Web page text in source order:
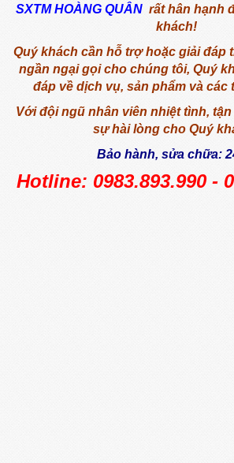
SXTM HOÀNG QUÂN rất hân hạnh
khách!
Quý khách cần hỗ trợ hoặc giải đáp
ngần ngại gọi cho chúng tôi, Quý
đáp về dịch vụ, sản phẩm và các
Với đội ngũ nhân viên nhiệt tình, tận
sự hài lòng cho Quý
Bảo hành, sửa chữa:
Hotline: 0983.893.990 -